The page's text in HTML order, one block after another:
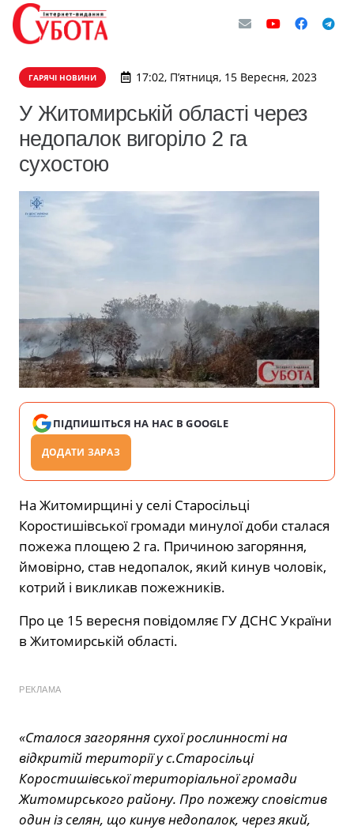
ГАРЯЧІ НОВИНИ 17:02, П’ятниця, 15 Вересня, 2023
У Житомирській області через
недопалок вигоріло 2 га
сухостою
ПІДПИШІТЬСЯ НА НАС В GOOGLE
ДОДАТИ ЗАРАЗ
На Житомирщині у селі Старосільці
Коростишівської громади минулої доби сталася
пожежа площею 2 га. Причиною загоряння,
ймовірно, став недопалок, який кинув чоловік,
котрий і викликав пожежників.
Про це 15 вересня повідомляє ГУ ДСНС України
в Житомирській області.
РЕКЛАМА
«Сталося загоряння сухої рослинності на
відкритій території у с.Старосільці
Коростишівської територіальної громади
Житомирського району. Про пожежу сповістив
один із селян, що кинув недопалок, через який,